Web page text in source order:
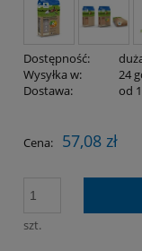
Dostępność:
Wysyłka w:
24
Dostawa:
od
Cena nie
Cena: 57,08 zł
szt.